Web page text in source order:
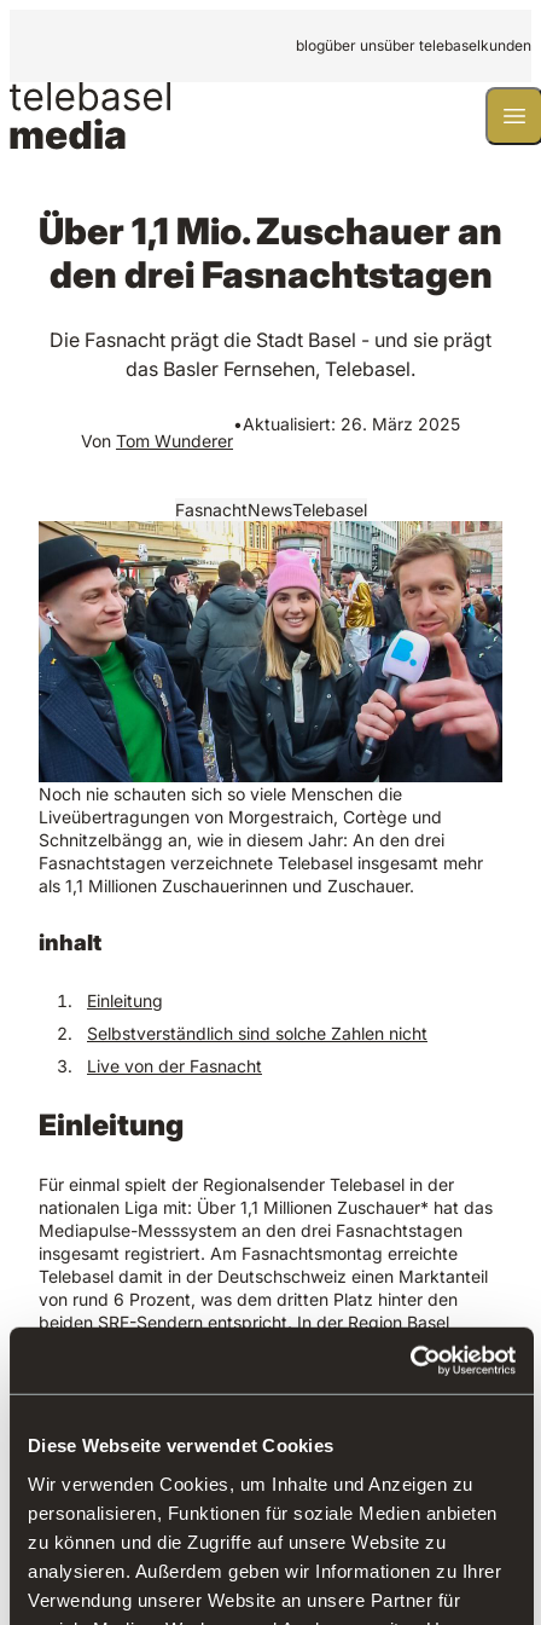
Diese Webseite verwendet Cookies
Wir verwenden Cookies, um Inhalte und Anzeigen zu
personalisieren, Funktionen für soziale Medien anbieten
zu können und die Zugriffe auf unsere Website zu
analysieren. Außerdem geben wir Informationen zu Ihrer
Verwendung unserer Website an unsere Partner für
blogüber unsüber telebaselkunden
Über 1,1 Mio. Zuschauer an
den drei Fasnachtstagen
Die Fasnacht prägt die Stadt Basel - und sie prägt
das Basler Fernsehen, Telebasel.
Von Tom Wunderer
•Aktualisiert: 26. März 2025
FasnachtNewsTelebasel
Noch nie schauten sich so viele Menschen die
Liveübertragungen von Morgestraich, Cortège und
Schnitzelbängg an, wie in diesem Jahr: An den drei
Fasnachtstagen verzeichnete Telebasel insgesamt mehr
als 1,1 Millionen Zuschauerinnen und Zuschauer.
inhalt
Einleitung
Selbstverständlich sind solche Zahlen nicht
Live von der Fasnacht
Einleitung
Für einmal spielt der Regionalsender Telebasel in der
nationalen Liga mit: Über 1,1 Millionen Zuschauer* hat das
Mediapulse-Messsystem an den drei Fasnachtstagen
insgesamt registriert. Am Fasnachtsmontag erreichte
Telebasel damit in der Deutschschweiz einen Marktanteil
von rund 6 Prozent, was dem dritten Platz hinter den
beiden SRF-Sendern entspricht. In der Region Basel
betrug der Marktanteil am Montag sogar über 27%, damit
belegte Telebasel den Spitzenplatz vor allen anderen
Sendern! Eindrücklich auch die Sehdauer: Im Schnitt
Minuten bei Telebasel.
Selbstverständlich sind solche
Zahlen nicht
Selbstverständlich sind solche Zahlen nicht. «Der
Aufwand, den wir für die Fasnacht betreiben, ist enorm»,